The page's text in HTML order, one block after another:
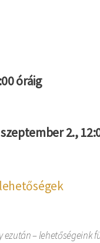
óráig
2.,
–